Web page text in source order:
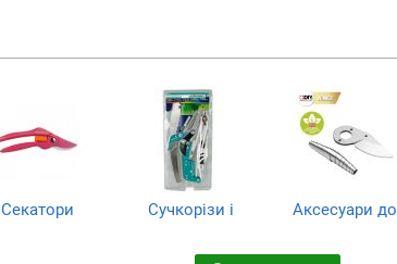
Секатори
Сучкорізи і
Аксесуари до